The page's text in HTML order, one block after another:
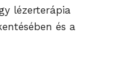
lézerterápia
és a